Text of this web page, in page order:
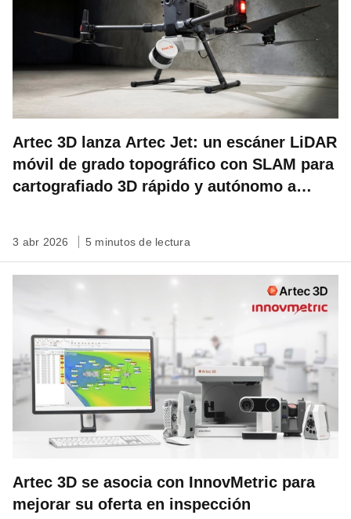
Artec 3D lanza Artec Jet: un escáner LiDAR
móvil de grado topográfico con SLAM para
cartografiado 3D rápido y autónomo a
3 abr 2026 5 minutos de lectura
Artec 3D se asocia con InnovMetric para
mejorar su oferta en inspección